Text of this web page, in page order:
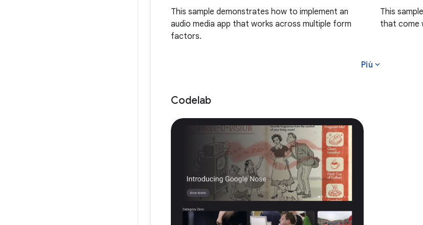
This sample demonstrates how to implement an
audio media app that works across multiple form
factors.
This
that come
Più expand_more
Codelab